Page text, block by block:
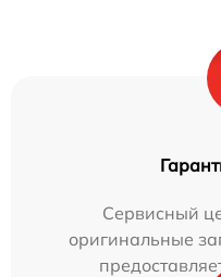
Сервисный
оригинальные